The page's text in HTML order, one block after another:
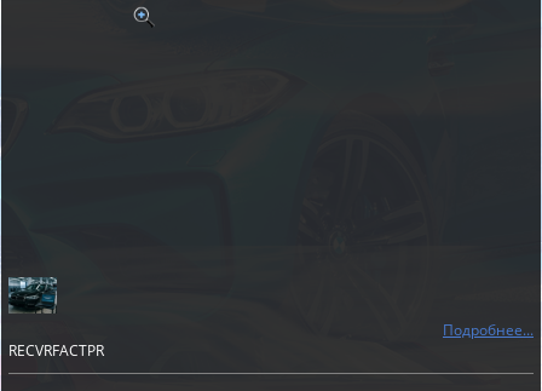
Подробнее...
RECVRFACTPR